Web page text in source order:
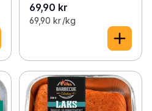
69,90 kr
69,90 kr /kg